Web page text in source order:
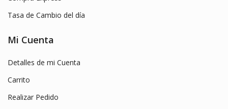
Tasa de Cambio del día
Mi Cuenta
Detalles de mi Cuenta
Carrito
Realizar Pedido